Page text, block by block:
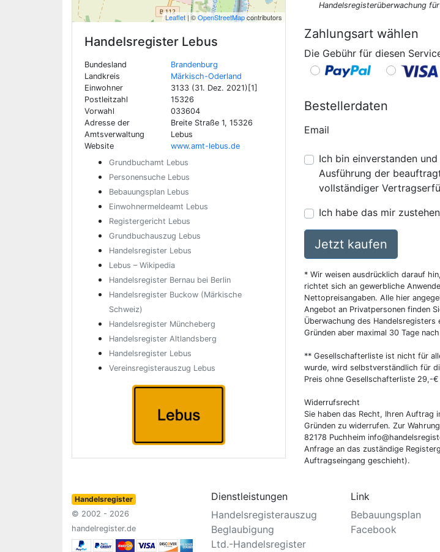
Leaflet | ©OpenStreetMapcontributors
Handelsregister Lebus
Bundesland
Brandenburg
Landkreis
Märkisch-Oderland
Einwohner
3133 (31. Dez. 2021)[1]
Postleitzahl
15326
Vorwahl
033604
Adresse der
Amtsverwaltung
Breite Straße 1, 15326
Lebus
Website
www.amt-lebus.de
Grundbuchamt Lebus
Personensuche Lebus
Bebauungsplan Lebus
Einwohnermeldeamt Lebus
Registergericht Lebus
Grundbuchauszug Lebus
Handelsregister Lebus
Lebus – Wikipedia
Handelsregister Bernau bei Berlin
Handelsregister Buckow (Märkische
Schweiz)
Handelsregister Müncheberg
Handelsregister Altlandsberg
Handelsregister Lebus
Vereinsregisterauszug Lebus
Handelsregisterüberwachung
Zahlungsart wählen
Die Gebühr für diesen
Bestellerdaten
Email
Ich bin einverstanden
Ausführung der
vollständiger
Ich habe das mir
Jetzt kaufen
* Wir weisen ausdrücklich darauf
richtet sich an gewerbliche
Nettopreisangaben. Alle hier
Angebot an Privatpersonen finden
Überwachung des
Gründen aber maximal 30 Tage
** Gesellschafterliste ist nicht für
wurde, wird selbstverständlich für
Preis ohne Gesellschafterliste 29,-
Widerrufsrecht
Sie haben das Recht, Ihren Auftrag
Gründen zu widerrufen. Zur
82178 Puchheim
Anfrage an das zuständige
Auftragseingang geschieht).
Handelsregister
© 2002 - 2026
handelregister.de
Dienstleistungen
Handelsregisterauszug
Beglaubigung
Ltd.-Handelsregister
Link
Bebauungsplan
Facebook